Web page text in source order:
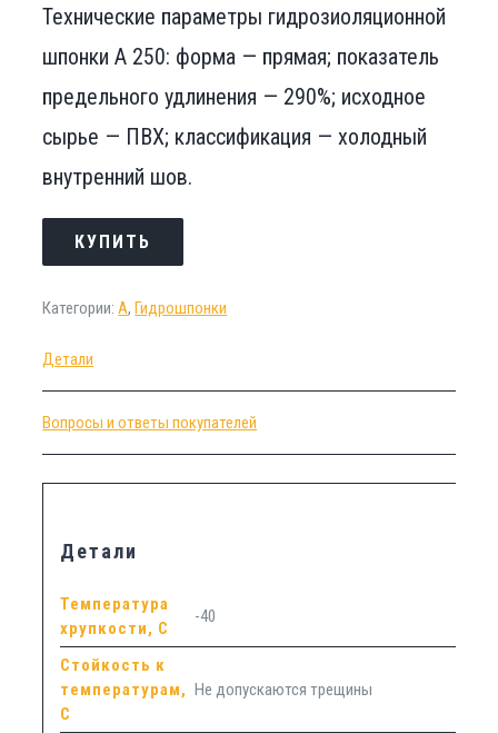
Технические параметры гидрозиоляционной
шпонки А 250: форма — прямая; показатель
предельного удлинения — 290%; исходное
сырье — ПВХ; классификация — холодный
внутренний шов.
КУПИТЬ
Категории:А,Гидрошпонки
Детали
Вопросы и ответы покупателей
Детали
Температура
хрупкости, С
-40
Стойкость к
температурам,
С
Не допускаются трещины